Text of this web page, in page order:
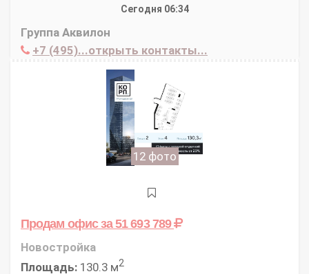
Сегодня 06:34
Группа Аквилон
+7 (495)...открыть контакты...
12 фото
Продам офисза 51 693 789
Новостройка
Площадь: 130.3 м2